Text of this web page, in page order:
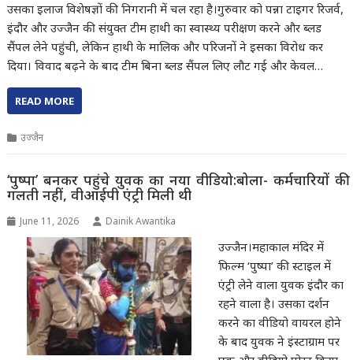
उसका इलाज विशेषज्ञों की निगरानी में चल रहा है।गुरुवार को पन्ना टाइगर रिजर्व,
इंदौर और उज्जैन की संयुक्त टीम हाथी का स्वास्थ्य परीक्षण करने और ब्लड
सैंपल लेने पहुंची, लेकिन हाथी के मालिक और परिजनों ने इसका विरोध कर
दिया। विवाद बढ़ने के बाद टीम बिना ब्लड सैंपल लिए लौट गई और केवल…
READ MORE
उज्जैन
‘पुष्पा’ बनकर पहुंचे युवक का नया वीडियो:बोला- कर्मचारियों की
गलती नहीं, वीआईपी एंट्री मिली थी
June 11, 2026 Dainik Awantika
उज्जैन।महाकाल मंदिर में
फिल्म ‘पुष्पा’ की स्टाइल में
एंट्री लेने वाला युवक इंदौर का
रहने वाला है। उसका दर्शन
करने का वीडियो वायरल होने
के बाद युवक ने इंस्टाग्राम पर